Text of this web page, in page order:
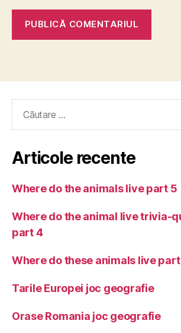
după:
Articole recente
Where do the animals live part 5
Where do the animal live trivia-
part 4
Where do these animals live
Tarile Europei joc geografie
Orase Romania joc geografie